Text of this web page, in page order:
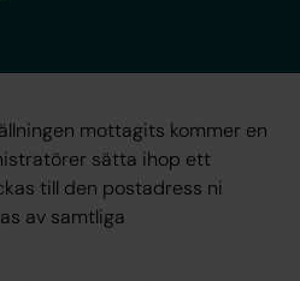
mottagits kommer en
sätta ihop ett
till den postadress ni
av samtliga